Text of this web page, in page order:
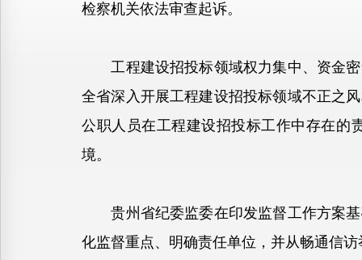
检察机关依法审查起诉。
工程建设招投标领域权力集中、资金密
全省深入开展工程建设招投标领域不正之
公职人员在工程建设招投标工作中存在的
境。
贵州省纪委监委在印发监督工作方案基
化监督重点、明确责任单位，并从畅通信